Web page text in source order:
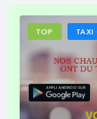
TOP